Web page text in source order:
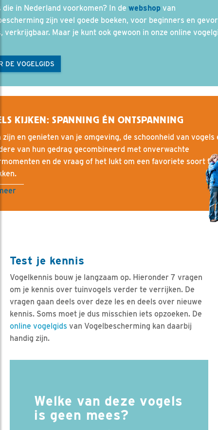
die in Nederland voorkomen? In de webshop van
zijn veel goede boeken, voor beginners en
verkrijgbaar. Maar je kunt ook gewoon in onze online
DE VOGELGIDS
KIJKEN: SPANNING ÉN ONTSPANNING
zijn en genieten van je omgeving, de schoonheid van vogels
van hun gedrag gecombineerd met onverwachte
en de vraag of het lukt om een favoriete soort te
Test je kennis
Vogelkennis bouw je langzaam op. Hieronder 7 vragen
om je kennis over tuinvogels verder te verrijken. De
vragen gaan deels over deze les en deels over nieuwe
kennis. Soms moet je dus misschien iets opzoeken. De
online vogelgids van Vogelbescherming kan daarbij
handig zijn.
Welke van deze vogels
is geen mees?